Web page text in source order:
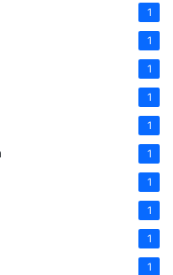
1
1
1
1
1
1
1
1
1
1